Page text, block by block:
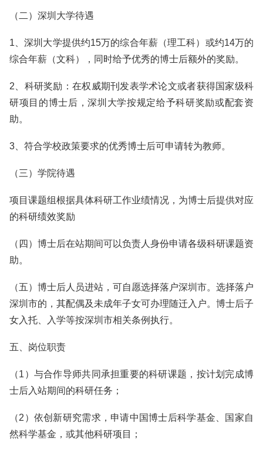
（二）深圳大学待遇
1、深圳大学提供约15万的综合年薪（理工科）或约14万的
综合年薪（文科），同时给予优秀的博士后额外的奖励。
2、科研奖励：在权威期刊发表学术论文或者获得国家级科
研项目的博士后，深圳大学按规定给予科研奖励或配套资
助。
3、符合学校政策要求的优秀博士后可申请转为教师。
（三）学院待遇
项目课题组根据具体科研工作业绩情况，为博士后提供对应
的科研绩效奖励
（四）博士后在站期间可以负责人身份申请各级科研课题资
助。
（五）博士后人员进站，可自愿选择落户深圳市。选择落户
深圳市的，其配偶及未成年子女可办理随迁入户。博士后子
女入托、入学等按深圳市相关条例执行。
五、岗位职责
（1）与合作导师共同承担重要的科研课题，按计划完成博
士后入站期间的科研任务；
（2）依创新研究需求，申请中国博士后科学基金、国家自
然科学基金，或其他科研项目；